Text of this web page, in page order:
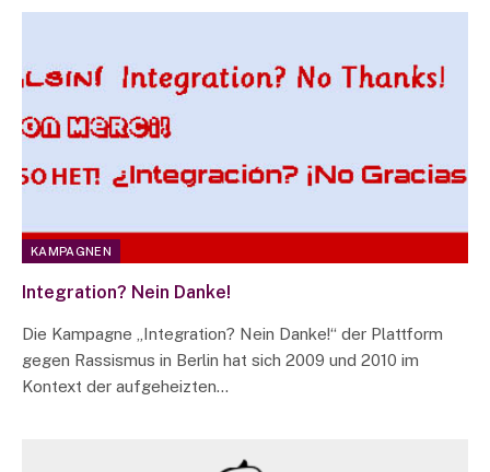
KAMPAGNEN
Integration? Nein Danke!
Die Kampagne „Integration? Nein Danke!“ der Plattform
gegen Rassismus in Berlin hat sich 2009 und 2010 im
Kontext der aufgeheizten…